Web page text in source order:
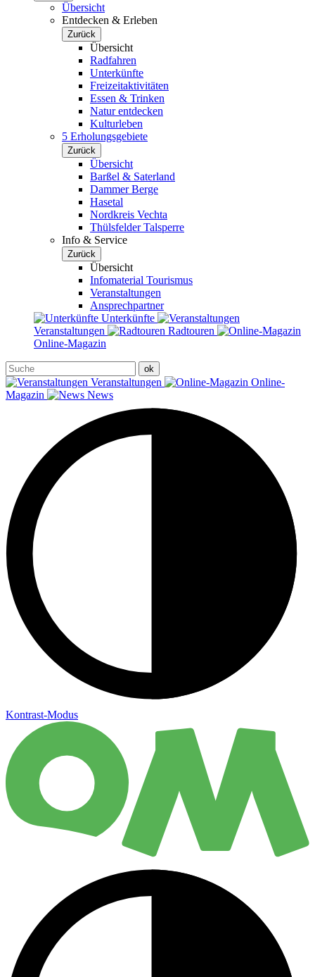
Übersicht
Entdecken & Erleben
Zurück
Übersicht
Radfahren
Unterkünfte
Freizeitaktivitäten
Essen & Trinken
Natur entdecken
Kulturleben
5 Erholungsgebiete
Zurück
Übersicht
Barßel & Saterland
Dammer Berge
Hasetal
Nordkreis Vechta
Thülsfelder Talsperre
Info & Service
Zurück
Übersicht
Infomaterial Tourismus
Veranstaltungen
Ansprechpartner
Unterkünfte
Veranstaltungen
Radtouren
Online-Magazin
Veranstaltungen
Online-
Magazin
News
Kontrast-Modus